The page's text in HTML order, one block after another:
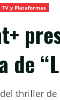
TV y Plataformas
de
thriller